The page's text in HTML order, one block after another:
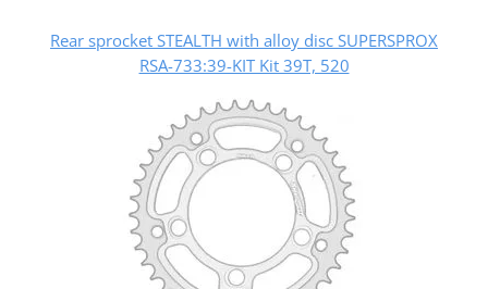
Rear sprocket STEALTH with alloy disc SUPERSPROX
RSA-733:39-KIT Kit 39T, 520